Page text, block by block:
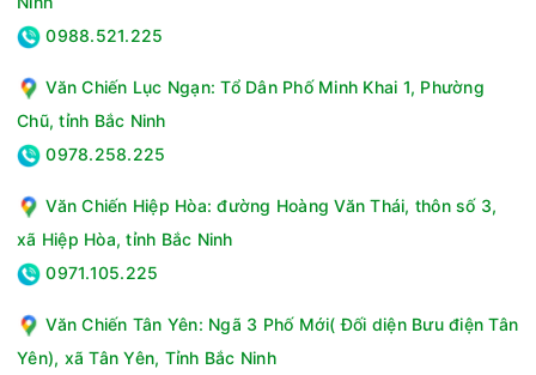
Bảng điều khiển Slide & Touch Control tiện dụng
minh Slide & Touch Control riêng biệt cho từng vùng nấu.
Bảng điều khiển dạng cảm ứng chạm và trượt thông minh
giúp tối ưu thao tác, sử dụng đơn giản, dễ dàng ghi nhớ. Các
ký hiệu và đèn LED trên bảng điều khiển cũng được hiển thị
rõ ràng, dễ hiểu, giúp bạn thao tác chính xác và nhanh
chóng.
0988.521.225
Văn Chiến Lục Ngạn: Tổ Dân Phố Minh Khai 1, Phường
Chũ, tỉnh Bắc Ninh
0978.258.225
Văn Chiến Hiệp Hòa: đường Hoàng Văn Thái, thôn số 3,
xã Hiệp Hòa, tỉnh Bắc Ninh
0971.105.225
Văn Chiến Tân Yên: Ngã 3 Phố Mới( Đối diện Bưu điện Tân
Yên), xã Tân Yên, Tỉnh Bắc Ninh